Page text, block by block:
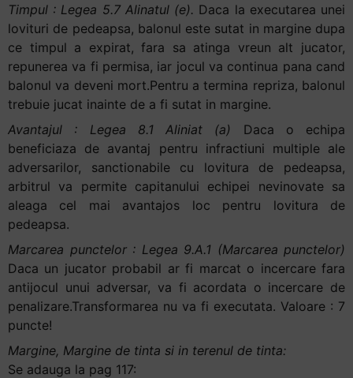
with
the
content.
Timpul : Legea 5.7 Alinatul (e). Daca la executarea unei
lovituri de pedeapsa, balonul este sutat in margine dupa
ce timpul a expirat, fara sa atinga vreun alt jucator,
repunerea va fi permisa, iar jocul va continua pana cand
balonul va deveni mort.Pentru a termina repriza, balonul
trebuie jucat inainte de a fi sutat in margine.
Avantajul : Legea 8.1 Aliniat (a)
Daca o echipa
beneficiaza de avantaj pentru infractiuni multiple ale
adversarilor, sanctionabile cu lovitura de pedeapsa,
arbitrul va permite capitanului echipei nevinovate sa
aleaga cel mai avantajos loc pentru lovitura de
pedeapsa.
Marcarea punctelor : Legea 9.A.1 (Marcarea punctelor)
Daca un jucator probabil ar fi marcat o incercare fara
antijocul unui adversar, va fi acordata o incercare de
penalizare.Transformarea nu va fi executata. Valoare : 7
puncte!
Margine, Margine de tinta si in terenul de tinta:
Se adauga la pag 117: